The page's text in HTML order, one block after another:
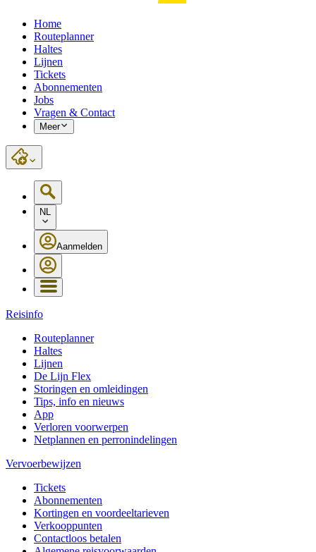
Home
Routeplanner
Haltes
Lijnen
Tickets
Abonnementen
Jobs
Vragen & Contact
Meer
NL
Aanmelden
Reisinfo
Routeplanner
Haltes
Lijnen
De Lijn Flex
Storingen en omleidingen
Tips, info en nieuws
App
Verloren voorwerpen
Netplannen en perronindelingen
Vervoerbewijzen
Tickets
Abonnementen
Kortingen en voordeeltarieven
Verkooppunten
Contactloos betalen